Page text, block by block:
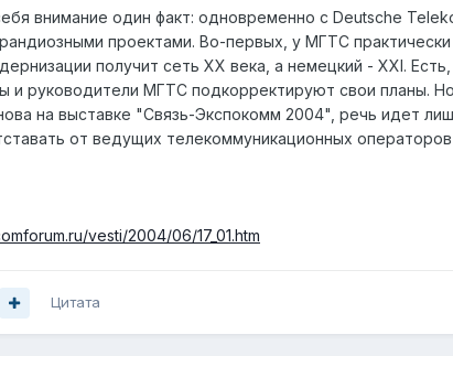
внимание один факт: одновременно с Deutsche
проектами. Во-первых, у МГТС
получит сеть ХХ века, а немецкий - ХХI.
и руководители МГТС подкорректируют свои планы.
на выставке "Связь-Экспокомм 2004", речь идет
от ведущих телекоммуникационных
vesti/2004/06/17_01.htm
Цитата